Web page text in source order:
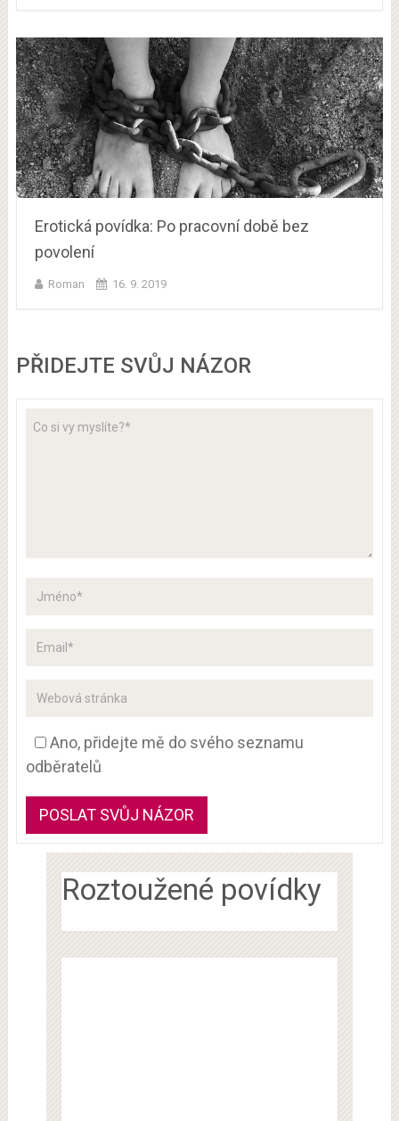
Erotická povídka: Po pracovní době bez
povolení
Roman 16. 9. 2019
PŘIDEJTE SVŮJ NÁZOR
Ano, přidejte mě do svého seznamu
odběratelů
Roztoužené povídky